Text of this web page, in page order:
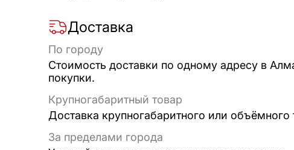
Доставка
По городу
Стоимость доставки по одному адресу в
покупки.
Крупногабаритный товар
Доставка крупногабаритного или
За пределами города